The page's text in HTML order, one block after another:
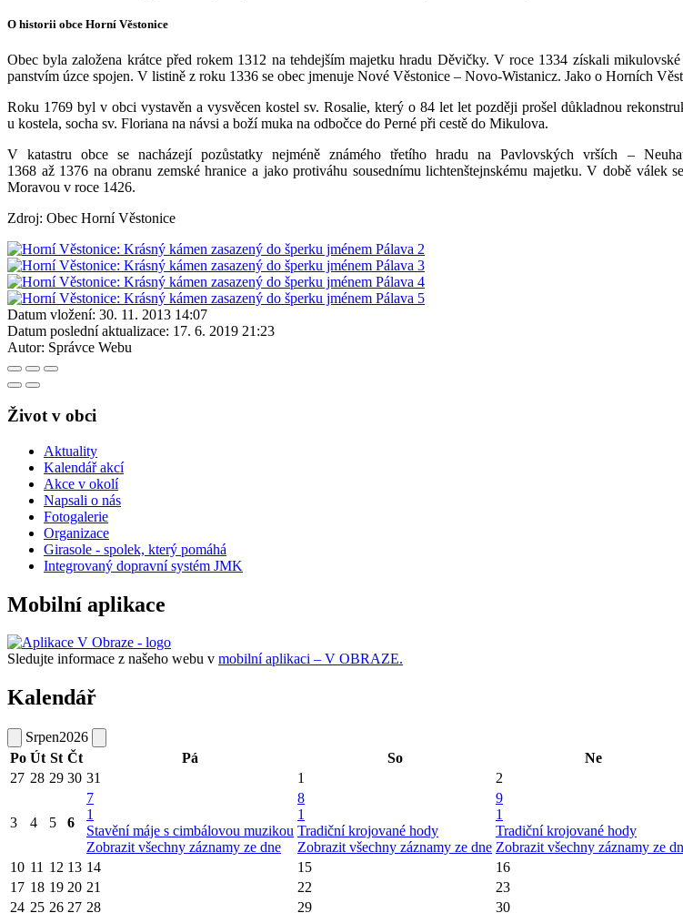
O historii obce Horní Věstonice
Obec byla založena krátce před rokem 1312 na tehdejším majetku hradu Děvičky. V roce 1334 získali
panstvím úzce spojen. V listině z roku 1336 se obec jmenuje Nové Věstonice – Novo-Wistanicz. Jako o Horních
Roku 1769 byl v obci vystavěn a vysvěcen kostel sv. Rosalie, který o 84 let let později prošel důkladnou
u kostela, socha sv. Floriana na návsi a boží muka na odbočce do Perné při cestě do Mikulova.
V katastru obce se nacházejí pozůstatky nejméně známého třetího hradu na Pavlovských vrších –
1368 až 1376 na obranu zemské hranice a jako protiváhu sousednímu lichtenštejnskému majetku. V době
Moravou v roce 1426.
Zdroj: Obec Horní Věstonice
Datum vložení: 30. 11. 2013 14:07
Datum poslední aktualizace: 17. 6. 2019 21:23
Autor: Správce Webu
Život v obci
Aktuality
Kalendář akcí
Akce v okolí
Napsali o nás
Fotogalerie
Organizace
Girasole - spolek, který pomáhá
Integrovaný dopravní systém JMK
Mobilní aplikace
Sledujte informace z našeho webu v mobilní aplikaci – V OBRAZE.
Kalendář
Srpen2026
Po Út St Čt Pá So
Ne
27 28 29 30 31 1 2
3 4 5 6
7
1
Stavění máje s cimbálovou muzikou
Zobrazit všechny záznamy ze dne
8
1
Tradiční krojované hody
Zobrazit všechny záznamy ze dne
9
1
Tradiční krojované hody
Zobrazit všechny záznamy ze
10 11 12 13 14 15
16
17 18 19 20 21 22
23
24 25 26 27 28 29 30